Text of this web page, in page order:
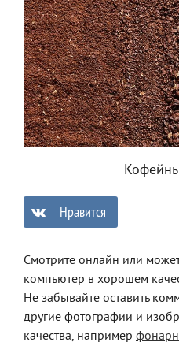
Нравится
Смотрите онлайн или
компьютер в хорошем
Не забывайте оставить
другие фотографии и
качества, например